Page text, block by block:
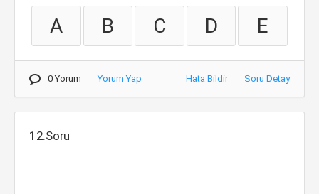
A B C D E
0 Yorum Yorum Yap Hata Bildir Soru Detay
12.Soru